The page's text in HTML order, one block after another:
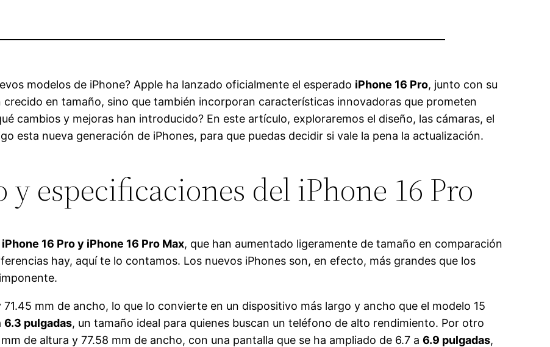
modelos de iPhone? Apple ha lanzado oficialmente el esperado iPhone 16 Pro, junto con su
en tamaño, sino que también incorporan características innovadoras que prometen
cambios y mejoras han introducido? En este artículo, exploraremos el diseño, las cámaras, el
esta nueva generación de iPhones, para que puedas decidir si vale la pena la actualización.
y especificaciones del iPhone 16 Pro
iPhone 16 Pro y iPhone 16 Pro Max, que han aumentado ligeramente de tamaño en comparación
hay, aquí te lo contamos. Los nuevos iPhones son, en efecto, más grandes que los
mm de ancho, lo que lo convierte en un dispositivo más largo y ancho que el modelo 15
6.3 pulgadas, un tamaño ideal para quienes buscan un teléfono de alto rendimiento. Por otro
de altura y 77.58 mm de ancho, con una pantalla que se ha ampliado de 6.7 a6.9 pulgadas,